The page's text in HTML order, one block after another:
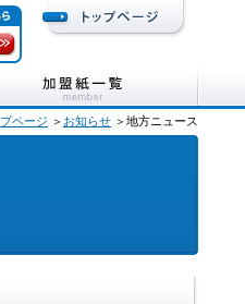
プページ ＞ お知らせ ＞地方ニュース